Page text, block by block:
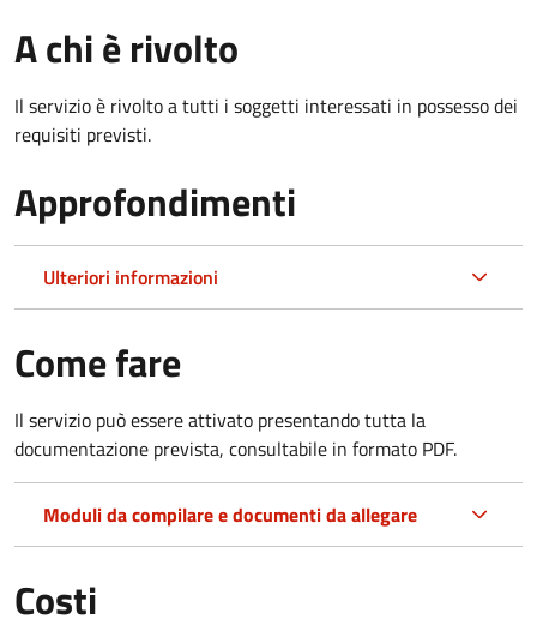
A chi è rivolto
Il servizio è rivolto a tutti i soggetti interessati in possesso dei
requisiti previsti.
Approfondimenti
Ulteriori informazioni
Come fare
Il servizio può essere attivato presentando tutta la
documentazione prevista, consultabile in formato PDF.
Moduli da compilare e documenti da allegare
Costi